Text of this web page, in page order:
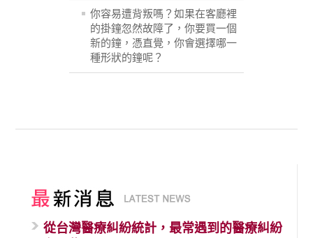
你容易遭背叛嗎？如果在客廳裡
的掛鐘忽然故障了，你要買一個
新的鐘，憑直覺，你會選擇哪一
種形狀的鐘呢？
從台灣醫療糾紛統計，最常遇到的醫療糾紛